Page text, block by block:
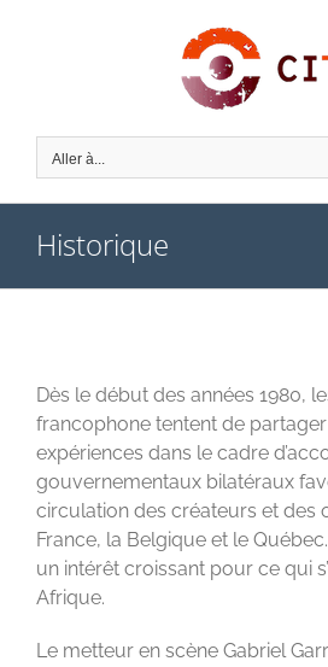
Aller à...
Historique
Dès le début des années 1980,
francophone tentent de
expériences dans le cadre
gouvernementaux bilatéraux
circulation des créateurs et des
France, la Belgique et le
un intérêt croissant pour ce qui
Afrique.
Le metteur en scène Gabriel